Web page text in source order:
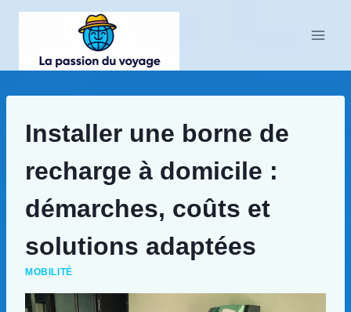
Aller
contenu
Installer une borne de
recharge à domicile :
démarches, coûts et
solutions adaptées
MOBILITÉ